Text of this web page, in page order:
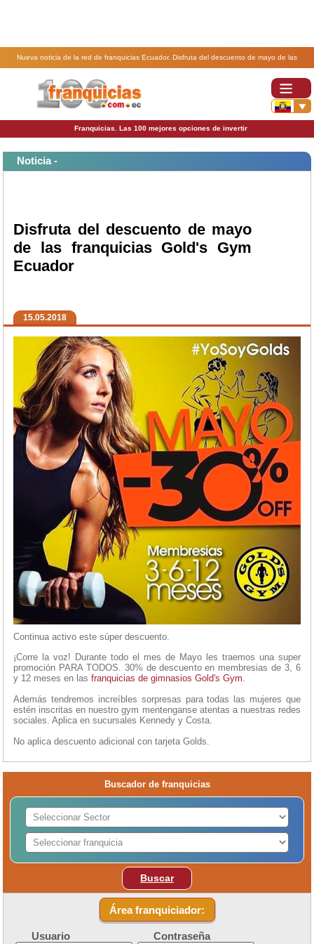
Nueva noticia de la red de franquicias Ecuador. Disfruta del descuento de mayo de las
Franquicias. Las 100 mejores opciones de invertir
Noticia -
Disfruta del descuento de mayo
de las franquicias Gold's Gym
Ecuador
15.05.2018
Continua activo este súper descuento.
¡Corre la voz! Durante todo el mes de Mayo les traemos una super
promoción PARA TODOS. 30% de descuento en membresias de 3, 6
y 12 meses en las franquicias de gimnasios Gold's Gym.
Además tendremos increíbles sorpresas para todas las mujeres que
estén inscritas en nuestro gym mentenganse atentas a nuestras redes
sociales. Aplica en sucursales Kennedy y Costa.
No aplica descuento adicional con tarjeta Golds.
Buscador de franquicias
Buscar
Área franquiciador:
Usuario Contraseña